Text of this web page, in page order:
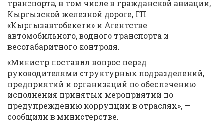
транспорта, в том числе в гражданской авиации,
Кыргызской железной дороге, ГП
«Кыргызавтобекети» и Агентстве
автомобильного, водного транспорта и
весогабаритного контроля.
«Министр поставил вопрос перед
руководителями структурных подразделений,
предприятий и организаций по обеспечению
исполнения принятых мероприятий по
предупреждению коррупции в отраслях», —
сообщили в министерстве.